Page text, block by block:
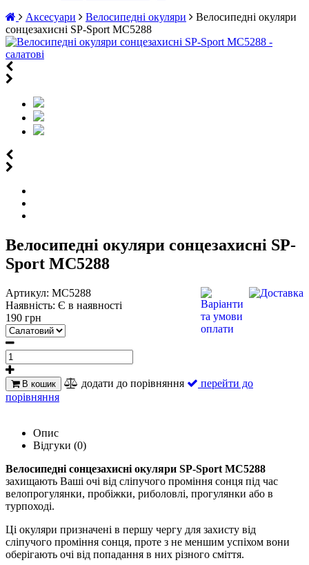
Аксесуари
Велосипедні окуляри
Велосипедні окуляри
сонцезахисні SP-Sport MC5288
Велосипедні окуляри сонцезахисні SP-
Sport MC5288
Артикул: MC5288
Наявність: Є в наявності
190 грн
В кошик додати до порівняння
перейти до
порівняння
Опис
Відгуки (0)
Велосипедні сонцезахисні окуляри SP-Sport MC5288
захищають Ваші очі від сліпучого проміння сонця під час
велопрогулянки, пробіжки, риболовлі, прогулянки або в
турпоході.
Ці окуляри призначені в першу чергу для захисту від
сліпучого проміння сонця, проте з не меншим успіхом вони
оберігають очі від попадання в них різного сміття.